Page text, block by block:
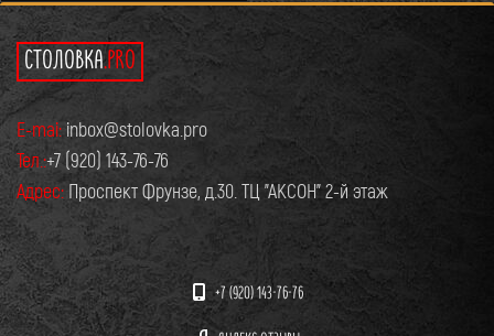
СТОЛОВКА.PRO
E-mai: inbox@stolovka.pro
Тел.:+7 (920) 143-76-76
Адрес: Проспект Фрунзе, д.30. ТЦ "АКСОН" 2-й этаж
+7 (920) 143-76-76